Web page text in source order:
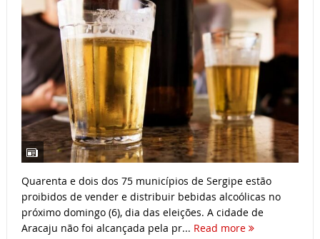
Quarenta e dois dos 75 municípios de Sergipe estão
proibidos de vender e distribuir bebidas alcoólicas no
próximo domingo (6), dia das eleições. A cidade de
Aracaju não foi alcançada pela pr... Read more